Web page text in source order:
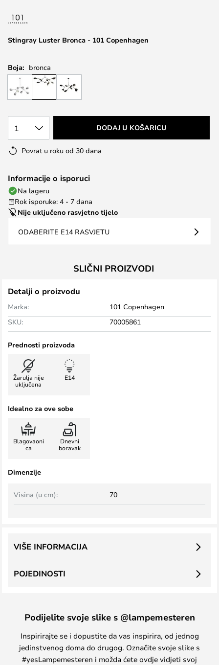
the
gallery
Stingray Luster Bronca - 101 Copenhagen
Boja: bronca
1 DODAJ U KOŠARICU
Povrat u roku od 30 dana
Informacije o isporuci
Na lageru
Rok isporuke: 4 - 7 dana
Nije uključeno rasvjetno tijelo
ODABERITE E14 RASVJETU
SLIČNI PROIZVODI
Detalji o proizvodu
Marka:
101 Copenhagen
SKU:
70005861
Prednosti proizvoda
Žarulja nije
uključena
E14
Idealno za ove sobe
Blagovaoni
ca
Dnevni
boravak
Dimenzije
Visina (u cm): 70
POJEDINOSTI
VIŠE INFORMACIJA
Podijelite svoje slike s @lampemesteren
Inspirirajte se i dopustite da vas inspirira, od jednog
jedinstvenog doma do drugog. Označite svoje slike s
#yesLampemesteren i možda ćete ovdje vidjeti svoj